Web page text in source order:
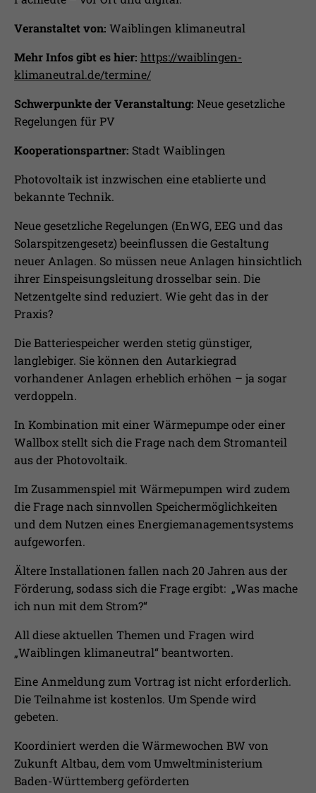
Veranstaltet von: Waiblingen klimaneutral
Mehr Infos gibt es hier: https://waiblingen-
klimaneutral.de/termine/
Schwerpunkte der Veranstaltung: Neue gesetzliche
Regelungen für PV
Kooperationspartner: Stadt Waiblingen
Photovoltaik ist inzwischen eine etablierte und
bekannte Technik.
Neue gesetzliche Regelungen (EnWG, EEG und das
Solarspitzengesetz) beeinflussen die Gestaltung
neuer Anlagen. So müssen neue Anlagen hinsichtlich
ihrer Einspeisungsleitung drosselbar sein. Die
Netzentgelte sind reduziert. Wie geht das in der
Praxis?
Die Batteriespeicher werden stetig günstiger,
langlebiger. Sie können den Autarkiegrad
vorhandener Anlagen erheblich erhöhen – ja sogar
verdoppeln.
In Kombination mit einer Wärmepumpe oder einer
Wallbox stellt sich die Frage nach dem Stromanteil
aus der Photovoltaik.
Im Zusammenspiel mit Wärmepumpen wird zudem
die Frage nach sinnvollen Speichermöglichkeiten
und dem Nutzen eines Energiemanagementsystems
aufgeworfen.
Ältere Installationen fallen nach 20 Jahren aus der
Förderung, sodass sich die Frage ergibt: „Was mache
ich nun mit dem Strom?“
All diese aktuellen Themen und Fragen wird
„Waiblingen klimaneutral“ beantworten.
Eine Anmeldung zum Vortrag ist nicht erforderlich.
Die Teilnahme ist kostenlos. Um Spende wird
gebeten.
Koordiniert werden die Wärmewochen BW von
Zukunft Altbau, dem vom Umweltministerium
Baden-Württemberg geförderten
Zweck
Erfasst Statistiken über Besuche des
Anzahl der Besuche, durchschnittliche
Verweildauer auf der Webseite und
_pk_ses
Anbieter Matomo
Zweck
Wird verwendet, im Seitenaufrufe des
Besuchers während der Sitzung
nachzuverfolgen
Ihnen zusätzliche Informationen anzubieten.